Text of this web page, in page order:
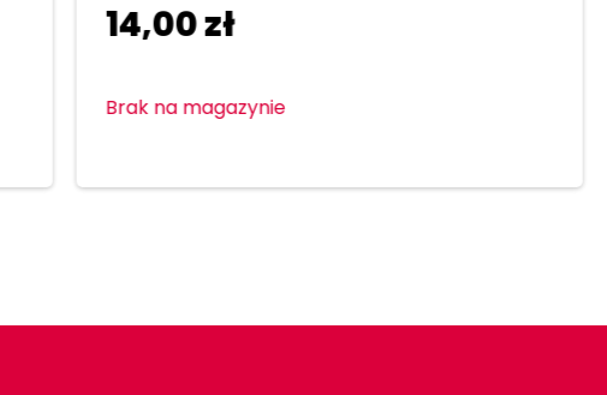
14,00zł
Brak na magazynie